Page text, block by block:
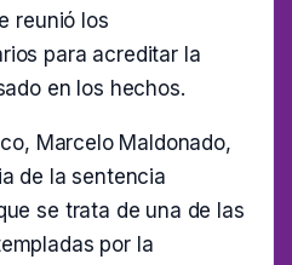
reunió los
para acreditar la
en los hechos.
Marcelo Maldonado,
de la sentencia
se trata de una de las
por la